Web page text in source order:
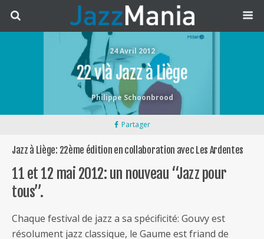
24 Avril 2012
22 vlà Jazz à Liège
Philippe Schoonbrood
Partager
Jazz à Liège: 22ème édition en collaboration avec Les Ardentes
11 et 12 mai 2012: un nouveau “Jazz pour
tous”.
Chaque festival de jazz a sa spécificité: Gouvy est
résolument jazz classique, le Gaume est friand de